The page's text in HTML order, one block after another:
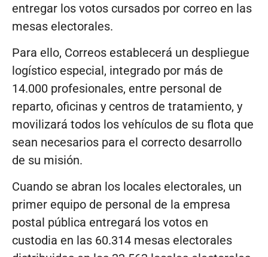
entregar los votos cursados por correo en las
mesas electorales.
Para ello, Correos establecerá un despliegue
logístico especial, integrado por más de
14.000 profesionales, entre personal de
reparto, oficinas y centros de tratamiento, y
movilizará todos los vehículos de su flota que
sean necesarios para el correcto desarrollo
de su misión.
Cuando se abran los locales electorales, un
primer equipo de personal de la empresa
postal pública entregará los votos en
custodia en las 60.314 mesas electorales